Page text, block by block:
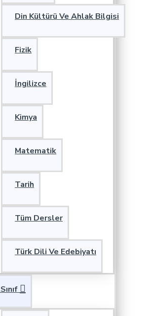
Din Kültürü Ve Ahlak Bilgisi
Fizik
İngilizce
Kimya
Matematik
Tarih
Tüm Dersler
Türk Dili Ve Edebiyatı